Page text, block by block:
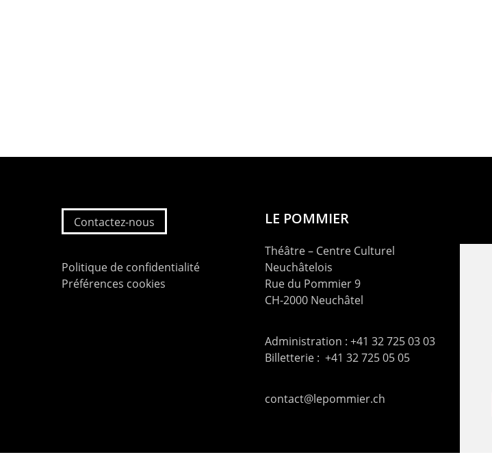
Contactez-nous
Politique de confidentialité
Préférences cookies
LE POMMIER
Théâtre – Centre Culturel
Neuchâtelois
Rue du Pommier 9
CH-2000 Neuchâtel
Administration : +41 32 725 03 03
Billetterie : +41 32 725 05 05
contact@lepommier.ch